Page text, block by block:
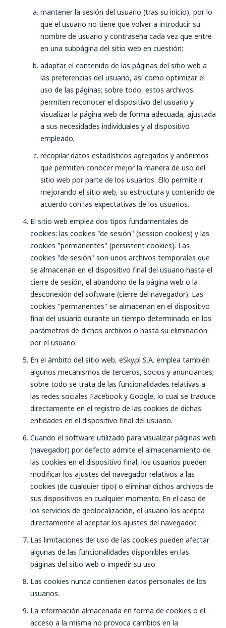
mantener la sesión del usuario (tras su inicio), por lo
que el usuario no tiene que volver a introducir su
nombre de usuario y contraseña cada vez que entre
en una subpágina del sitio web en cuestión;
adaptar el contenido de las páginas del sitio web a
las preferencias del usuario, así como optimizar el
uso de las páginas; sobre todo, estos archivos
permiten reconocer el dispositivo del usuario y
visualizar la página web de forma adecuada, ajustada
a sus necesidades individuales y al dispositivo
empleado;
recopilar datos estadísticos agregados y anónimos
que permiten conocer mejor la manera de uso del
sitio web por parte de los usuarios. Ello permite ir
mejorando el sitio web, su estructura y contenido de
acuerdo con las expectativas de los usuarios.
El sitio web emplea dos tipos fundamentales de
cookies: las cookies "de sesión" (session cookies) y las
cookies "permanentes" (persistent cookies). Las
cookies "de sesión" son unos archivos temporales que
se almacenan en el dispositivo final del usuario hasta el
cierre de sesión, el abandono de la página web o la
desconexión del software (cierre del navegador). Las
cookies "permanentes" se almacenan en el dispositivo
final del usuario durante un tiempo determinado en los
parámetros de dichos archivos o hasta su eliminación
por el usuario.
En el ámbito del sitio web, eSky.pl S.A. emplea también
algunos mecanismos de terceros, socios y anunciantes;
sobre todo se trata de las funcionalidades relativas a
las redes sociales Facebook y Google, lo cual se traduce
directamente en el registro de las cookies de dichas
entidades en el dispositivo final del usuario.
Cuando el software utilizado para visualizar páginas web
(navegador) por defecto admite el almacenamiento de
las cookies en el dispositivo final, los usuarios pueden
modificar los ajustes del navegador relativos a las
cookies (de cualquier tipo) o eliminar dichos archivos de
sus dispositivos en cualquier momento. En el caso de
los servicios de geolocalización, el usuario los acepta
directamente al aceptar los ajustes del navegador.
Las limitaciones del uso de las cookies pueden afectar
algunas de las funcionalidades disponibles en las
páginas del sitio web o impedir su uso.
Las cookies nunca contienen datos personales de los
usuarios.
La información almacenada en forma de cookies o el
acceso a la misma no provoca cambios en la